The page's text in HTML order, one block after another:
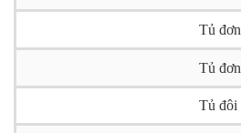
Tủ đơn
Tủ đơn
Tủ đôi